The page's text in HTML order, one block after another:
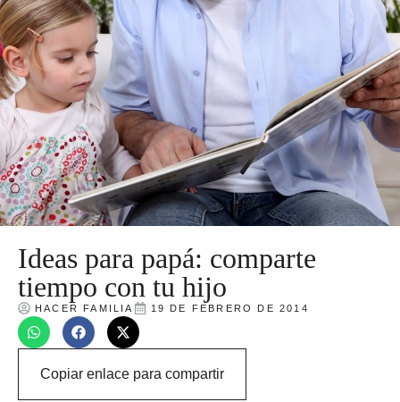
Ideas para papá: comparte
tiempo con tu hijo
HACER FAMILIA 19 DE FEBRERO DE 2014
Copiar enlace para compartir